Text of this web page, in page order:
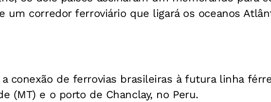
um corredor ferroviário que ligará os oceanos
conexão de ferrovias brasileiras à futura linha
(MT) e o porto de Chanclay, no Peru.